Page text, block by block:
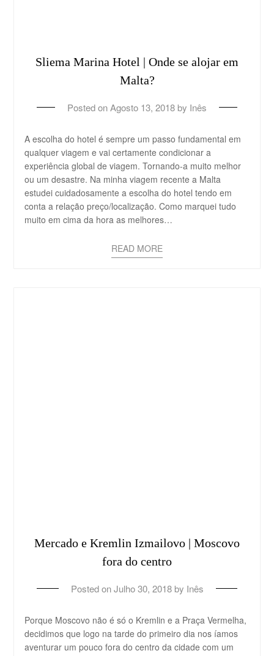
Sliema Marina Hotel | Onde se alojar em
Malta?
Posted onAgosto 13, 2018 by Inês
A escolha do hotel é sempre um passo fundamental em
qualquer viagem e vai certamente condicionar a
experiência global de viagem. Tornando-a muito melhor
ou um desastre. Na minha viagem recente a Malta
estudei cuidadosamente a escolha do hotel tendo em
conta a relação preço/localização. Como marquei tudo
muito em cima da hora as melhores…
READ MORE
Mercado e Kremlin Izmailovo | Moscovo
fora do centro
Posted onJulho 30, 2018by Inês
Porque Moscovo não é só o Kremlin e a Praça Vermelha,
decidimos que logo na tarde do primeiro dia nos íamos
aventurar um pouco fora do centro da cidade com um